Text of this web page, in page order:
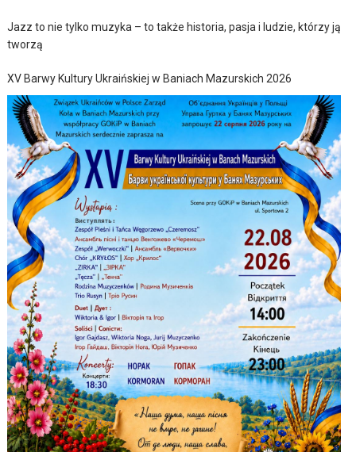
Jazz to nie tylko muzyka – to także historia, pasja i ludzie, którzy ją
tworzą
XV Barwy Kultury Ukraińskiej w Baniach Mazurskich 2026